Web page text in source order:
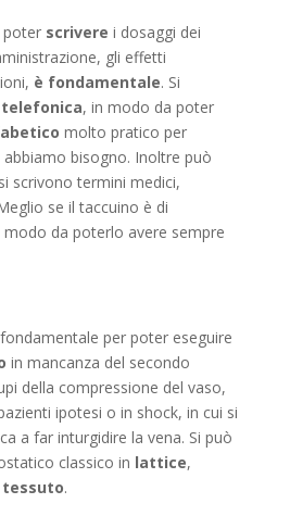
poter scrivere i dosaggi dei
gli effetti
è fondamentale. Si
, in modo da poter
molto pratico per
bisogno. Inoltre può
scrivono termini medici,
se il taccuino è di
da poterlo avere sempre
per poter eseguire
in mancanza del secondo
della compressione del vaso,
ipotesi o in shock, in cui si
a far inturgidire la vena. Si può
classico in lattice,
tessuto.